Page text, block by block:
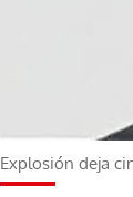
Explosión deja